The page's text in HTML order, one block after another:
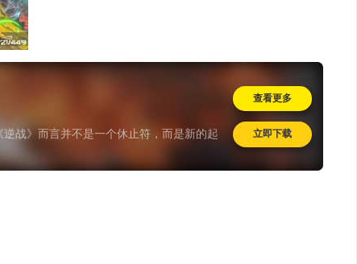
战》而言并不是一个休止符，而是新的起
查看更多
立即下载